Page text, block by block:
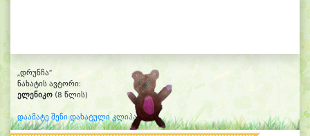
„დრუნჩა“
ნახატის ავტორი:
ელენიკო (8 წლის)
დაამატე შენი დახატული კლიპარტი